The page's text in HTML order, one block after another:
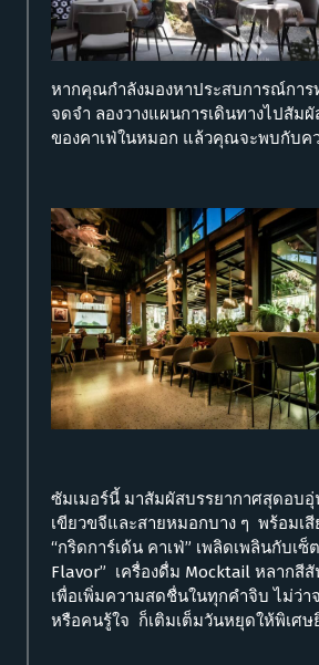
หากคุณกำลังมองหาประสบการณ์การ
จดจำ ลองวางแผนการเดินทางไปสัม
ของคาเฟ่ในหมอก แล้วคุณจะพบกับค
ซัมเมอร์นี้ มาสัมผัสบรรยากาศสุดอบ
เขียวขจีและสายหมอกบาง ๆ พร้อมเสี
“กริดการ์เด้น คาเฟ่” เพลิดเพลินกับเซ็
Flavor” เครื่องดื่ม Mocktail หลากสีสั
เพื่อเพิ่มความสดชื่นในทุกคำจิบ ไม่ว่า
หรือคนรู้ใจ ก็เติมเต็มวันหยุดให้พิเศษ